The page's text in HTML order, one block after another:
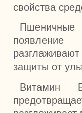
свойства
Пшеничные
появление
защиты от
Витамин